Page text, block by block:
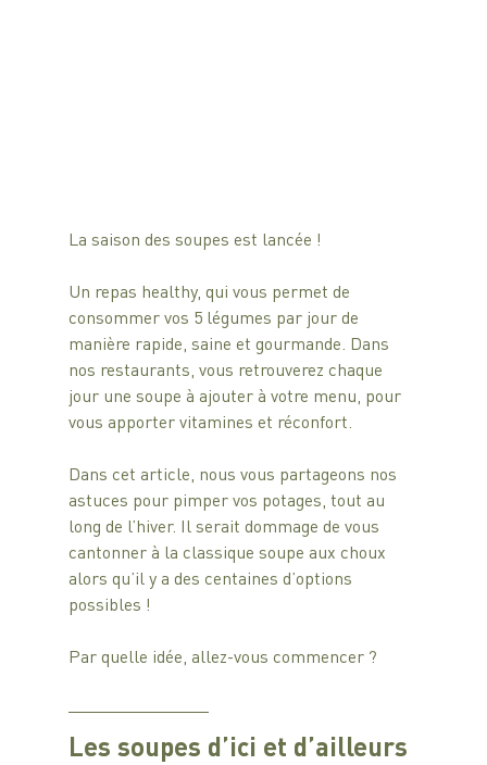
La saison des soupes est lancée !
Un repas healthy, qui vous permet de
consommer vos 5 légumes par jour de
manière rapide, saine et gourmande. Dans
nos restaurants, vous retrouverez chaque
jour une soupe à ajouter à votre menu, pour
vous apporter vitamines et réconfort.
Dans cet article, nous vous partageons nos
astuces pour pimper vos potages, tout au
long de l’hiver. Il serait dommage de vous
cantonner à la classique soupe aux choux
alors qu’il y a des centaines d’options
possibles !
Par quelle idée, allez-vous commencer ?
Les soupes d’ici et d’ailleurs